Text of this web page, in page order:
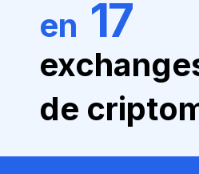
en 17
de